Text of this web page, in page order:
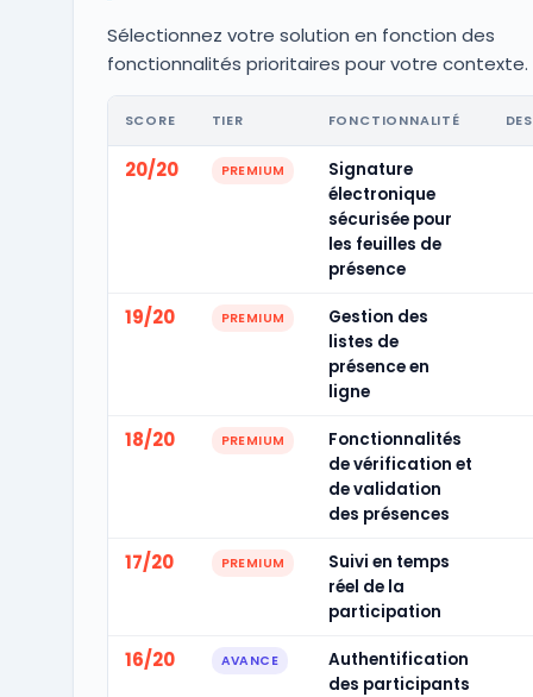
Sélectionnez votre solution en fonction des
fonctionnalités prioritaires pour votre contexte.
SCORE TIER FONCTIONNALITÉ
20/20 PREMIUM
Signature
électronique
sécurisée pour
les feuilles de
présence
19/20 PREMIUM
Gestion des
listes de
présence en
ligne
18/20 PREMIUM
Fonctionnalités
de vérification et
de validation
des présences
17/20 PREMIUM
Suivi en temps
réel de la
participation
16/20 AVANCE
Authentification
des participants